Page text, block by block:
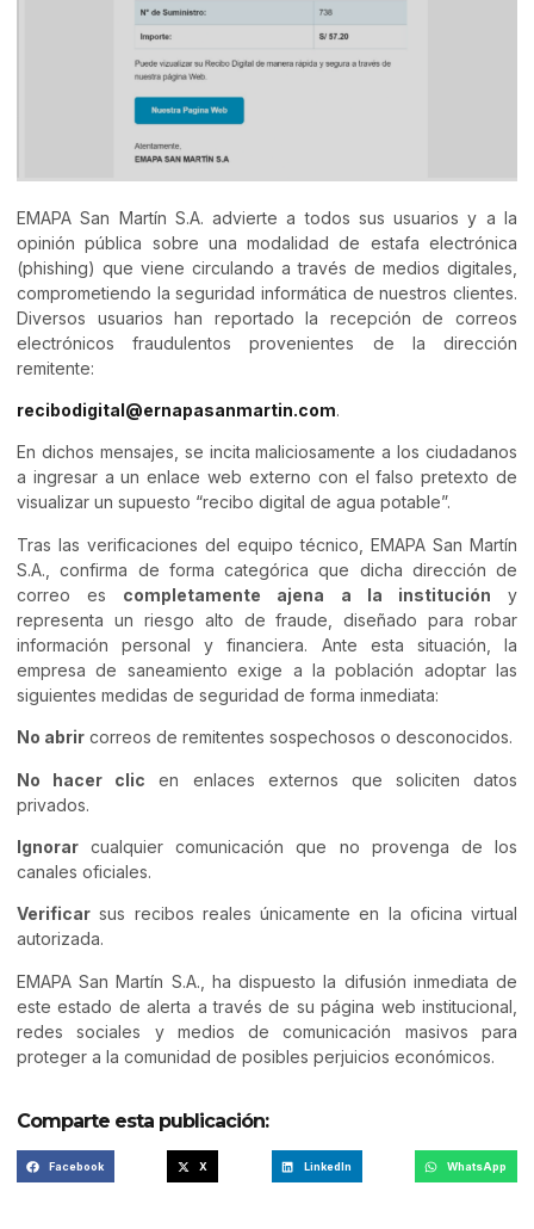
EMAPA San Martín S.A. advierte a todos sus usuarios y a la
opinión pública sobre una modalidad de estafa electrónica
(phishing) que viene circulando a través de medios digitales,
comprometiendo la seguridad informática de nuestros clientes.
Diversos usuarios han reportado la recepción de correos
electrónicos fraudulentos provenientes de la dirección
remitente:
recibodigital@ernapasanmartin.com.
En dichos mensajes, se incita maliciosamente a los ciudadanos
a ingresar a un enlace web externo con el falso pretexto de
visualizar un supuesto “recibo digital de agua potable”.
Tras las verificaciones del equipo técnico, EMAPA San Martín
S.A., confirma de forma categórica que dicha dirección de
correo es completamente ajena a la institución y
representa un riesgo alto de fraude, diseñado para robar
información personal y financiera. Ante esta situación, la
empresa de saneamiento exige a la población adoptar las
siguientes medidas de seguridad de forma inmediata:
No abrir correos de remitentes sospechosos o desconocidos.
No hacer clic en enlaces externos que soliciten datos
privados.
Ignorar cualquier comunicación que no provenga de los
canales oficiales.
Verificar sus recibos reales únicamente en la oficina virtual
autorizada.
EMAPA San Martín S.A., ha dispuesto la difusión inmediata de
este estado de alerta a través de su página web institucional,
redes sociales y medios de comunicación masivos para
proteger a la comunidad de posibles perjuicios económicos.
Comparte esta publicación:
Facebook X LinkedIn WhatsApp